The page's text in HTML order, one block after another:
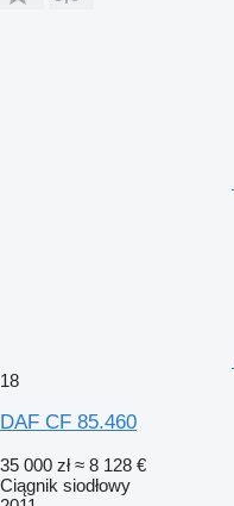
18
DAF CF 85.460
35 000 zł ≈ 8 128 €
Ciągnik siodłowy